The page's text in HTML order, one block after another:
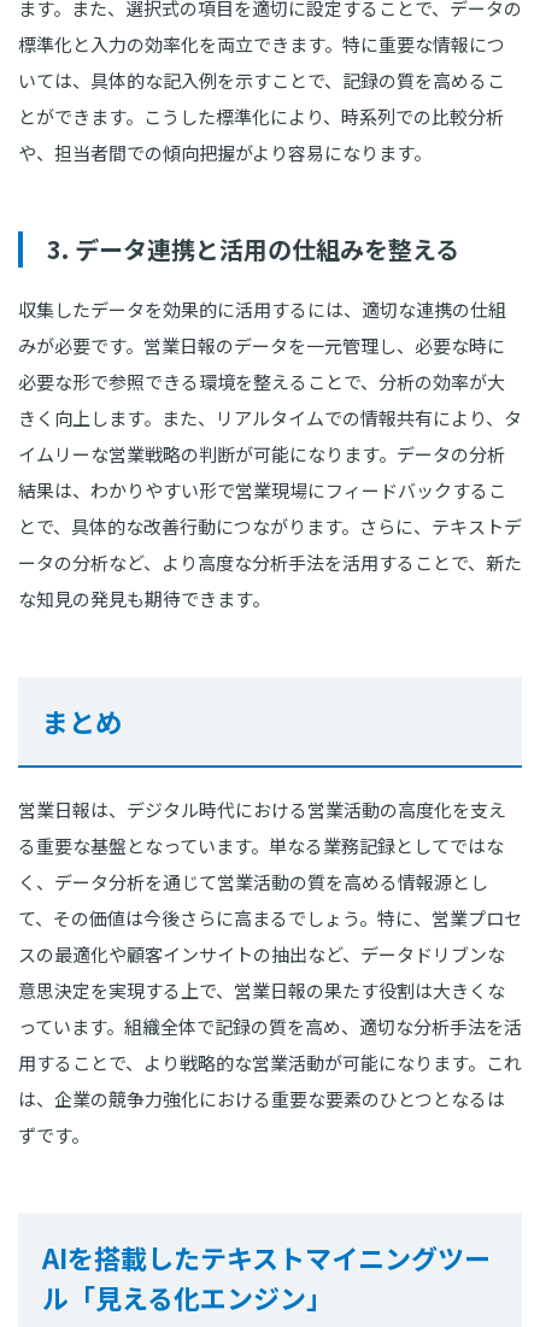
ます。また、選択式の項目を適切に設定することで、データの
標準化と入力の効率化を両立できます。特に重要な情報につ
いては、具体的な記入例を示すことで、記録の質を高めるこ
とができます。こうした標準化により、時系列での比較分析
や、担当者間での傾向把握がより容易になります。
3. データ連携と活用の仕組みを整える
収集したデータを効果的に活用するには、適切な連携の仕組
みが必要です。営業日報のデータを一元管理し、必要な時に
必要な形で参照できる環境を整えることで、分析の効率が大
きく向上します。また、リアルタイムでの情報共有により、タ
イムリーな営業戦略の判断が可能になります。データの分析
結果は、わかりやすい形で営業現場にフィードバックするこ
とで、具体的な改善行動につながります。さらに、テキストデ
ータの分析など、より高度な分析手法を活用することで、新た
な知見の発見も期待できます。
まとめ
営業日報は、デジタル時代における営業活動の高度化を支え
る重要な基盤となっています。単なる業務記録としてではな
く、データ分析を通じて営業活動の質を高める情報源とし
て、その価値は今後さらに高まるでしょう。特に、営業プロセ
スの最適化や顧客インサイトの抽出など、データドリブンな
意思決定を実現する上で、営業日報の果たす役割は大きくな
っています。組織全体で記録の質を高め、適切な分析手法を活
用することで、より戦略的な営業活動が可能になります。これ
は、企業の競争力強化における重要な要素のひとつとなるは
ずです。
AIを搭載したテキストマイニングツー
ル「見える化エンジン」